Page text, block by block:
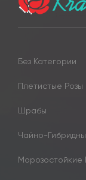
Без Категории
Плетистые Розы
Шрабы
Чайно-
Морозостойкие